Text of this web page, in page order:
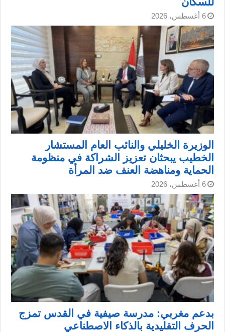
6 أغسطس، 2026
الوزيرة الخليلي والنائب العام المستشار
الخطيب يبحثان تعزيز الشراكة في منظومة
الحماية ومناهضة العنف ضد المرأة
6 أغسطس، 2026
بدعم مغربي: مدرسة صيفية في القدس تمزج
الحرف التقليدية بالذكاء الاصطناعي